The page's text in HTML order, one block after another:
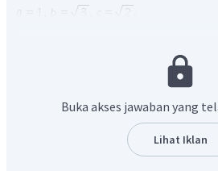
Buka akses jawaban yang
Lihat Iklan